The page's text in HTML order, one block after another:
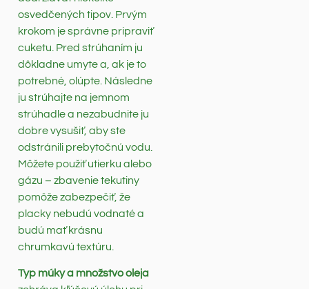
osvedčených tipov. Prvým
krokom je správne pripraviť
cuketu. Pred strúhaním ju
dôkladne umyte a, ak je to
potrebné, olúpte. Následne
ju strúhajte na jemnom
strúhadle a nezabudnite ju
dobre vysušiť, aby ste
odstránili prebytočnú vodu.
Môžete použiť utierku alebo
gázu – zbavenie tekutiny
pomôže zabezpečiť, že
placky nebudú vodnaté a
budú mať krásnu
chrumkavú textúru.
Typ múky a množstvo oleja